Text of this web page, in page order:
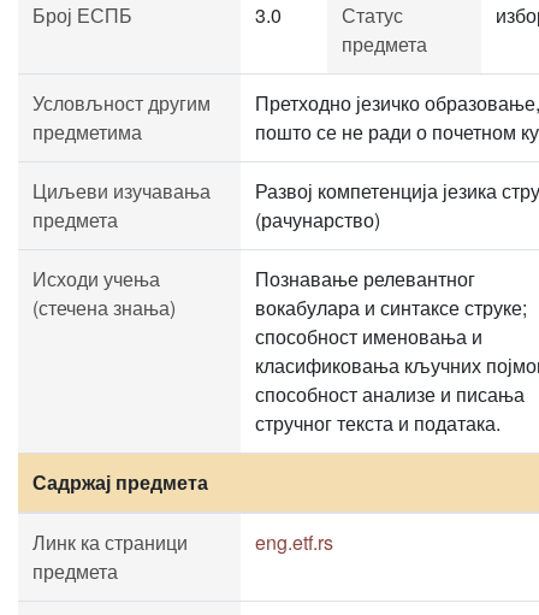
Број ЕСПБ 3.0
Статус
предмета
Условљност другим
предметима
Претходно језичко образовање,
пошто се не ради о почетном
Циљеви изучавања
предмета
Развој компетенција језика
(рачунарство)
Исходи учења
(стечена знања)
Познавање релевантног
вокабулара и синтаксе струке;
способност именовања и
класификовања кључних
способност анализе и писања
стручног текста и података.
Садржај предмета
Линк ка страници
предмета
eng.etf.rs